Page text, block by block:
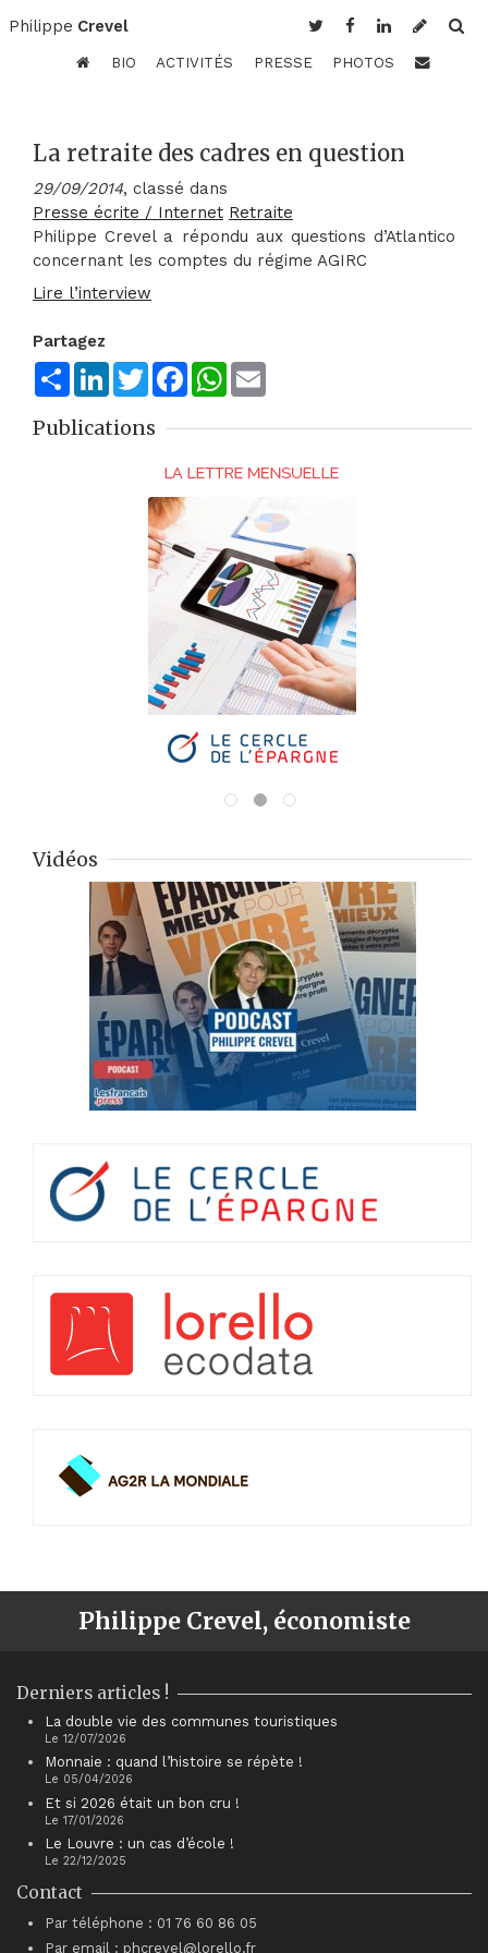
Philippe Crevel
BIO ACTIVITÉS PRESSE PHOTOS
La retraite des cadres en question
29/09/2014, classé dans
Presse écrite / Internet Retraite
Philippe Crevel a répondu aux questions d’Atlantico
concernant les comptes du régime AGIRC
Lire l’interview
Partagez
ShareLinkedInTwitterFacebookWhatsApp
Publications
Vidéos
Philippe Crevel, économiste
Derniers articles !
La double vie des communes touristiques
Le 12/07/2026
Monnaie : quand l’histoire se répète !
Le 05/04/2026
Et si 2026 était un bon cru !
Le 17/01/2026
Le Louvre : un cas d’école !
Le 22/12/2025
Contact
Par téléphone : 01 76 60 86 05
Par email : phcrevel@lorello.fr